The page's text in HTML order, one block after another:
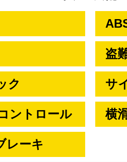
盗
ク サ
ントロール 横
レーキ